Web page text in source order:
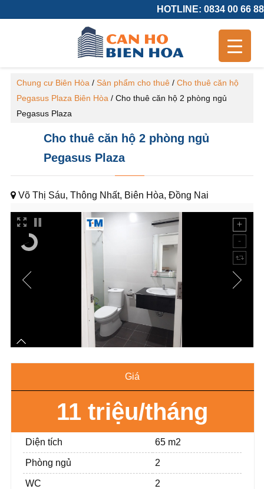
HOTLINE: 0834 00 66 88
Chung cư Biên Hòa / Sản phẩm cho thuê/ Cho thuê căn hộ
Pegasus Plaza Biên Hòa / Cho thuê căn hộ 2 phòng ngủ
Pegasus Plaza
Cho thuê căn hộ 2 phòng ngủ
Pegasus Plaza
Võ Thị Sáu, Thông Nhất, Biên Hòa, Đồng Nai
Giá
11 triệu/tháng
Diện tích 65 m2
Phòng ngủ 2
WC 2